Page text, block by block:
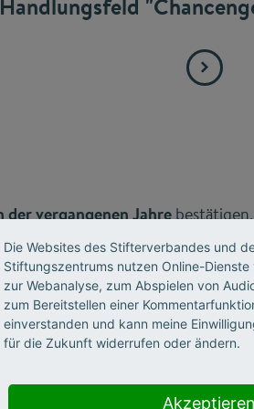
Handlungsfeld
der vergangenen Jahre
Dennoch wurden fast alle im
Bildung
bei lediglich 31 Punkten –
der bildungsinländischen
Studienanfängerinnen und -
Die Websites des Stifterverbandes und
Stiftungszentrums nutzen Online-
zur Webanalyse, zum Abspielen von
zum Bereitstellen einer
einverstanden und kann meine
für die Zukunft widerrufen oder ändern.
Akzeptieren